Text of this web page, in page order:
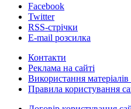
Facebook
Twitter
RSS-стрічки
E-mail розсилка
Контакти
Реклама на сайті
Використання
Правила користування